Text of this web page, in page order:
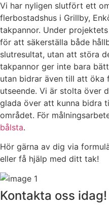
Vi har nyligen slutfört ett
flerbostadshus i Grillby,
takpannor. Under
för att säkerställa både
slutresultat, utan att störa
takpannor ger inte bara
utan bidrar även till att öka
utseende. Vi är stolta över
glada över att kunna bidra
området. För
bålsta.
Hör gärna av dig via
eller få hjälp med ditt tak!
Kontakta oss idag!